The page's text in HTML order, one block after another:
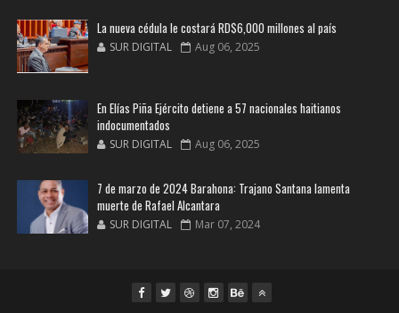
La nueva cédula le costará RD$6,000 millones al país
SUR DIGITAL Aug 06, 2025
En Elías Piña Ejército detiene a 57 nacionales haitianos
indocumentados
SUR DIGITAL Aug 06, 2025
7 de marzo de 2024 Barahona: Trajano Santana lamenta
muerte de Rafael Alcantara
SUR DIGITAL Mar 07, 2024